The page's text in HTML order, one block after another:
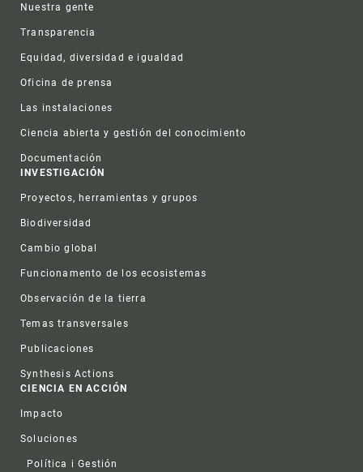
Nuestra gente
Transparencia
Equidad, diversidad e igualdad
Oficina de prensa
Las instalaciones
Ciencia abierta y gestión del conocimiento
Documentación
INVESTIGACIÓN
Proyectos, herramientas y grupos
Biodiversidad
Cambio global
Funcionamento de los ecosistemas
Observación de la tierra
Temas transversales
Publicaciones
Synthesis Actions
CIENCIA EN ACCIÓN
Impacto
Soluciones
Política i Gestión